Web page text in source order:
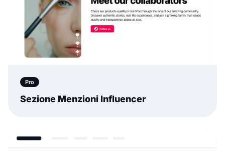
Pro
Sezione Menzioni Influencer